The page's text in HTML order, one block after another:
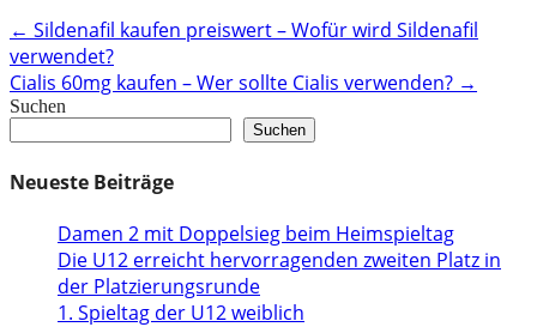
Post
navigation
← Sildenafil kaufen preiswert – Wofür wird Sildenafil
verwendet?
Cialis 60mg kaufen – Wer sollte Cialis verwenden? →
Suchen
Suchen
Neueste Beiträge
Damen 2 mit Doppelsieg beim Heimspieltag
Die U12 erreicht hervorragenden zweiten Platz in
der Platzierungsrunde
1. Spieltag der U12 weiblich